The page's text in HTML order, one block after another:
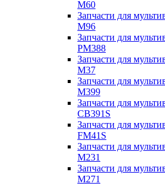
M60
Запчасти для
M96
Запчасти для
PM388
Запчасти для
M37
Запчасти для
M399
Запчасти для
CB391S
Запчасти для
FM41S
Запчасти для
M231
Запчасти для
M271